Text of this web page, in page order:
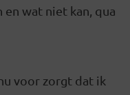
wat niet kan, qua
voor zorgt dat ik